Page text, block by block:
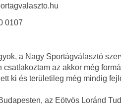
0107
a Nagy Sportágválasztó
csatlakoztam az akkor még
ki és területileg még mindig
az Eötvös Loránd